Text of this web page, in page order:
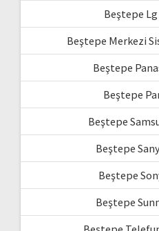
Beştepe
Beştepe Merkezi
Beştepe
Beştepe
Beştepe
Beştepe
Beştepe
Beştepe